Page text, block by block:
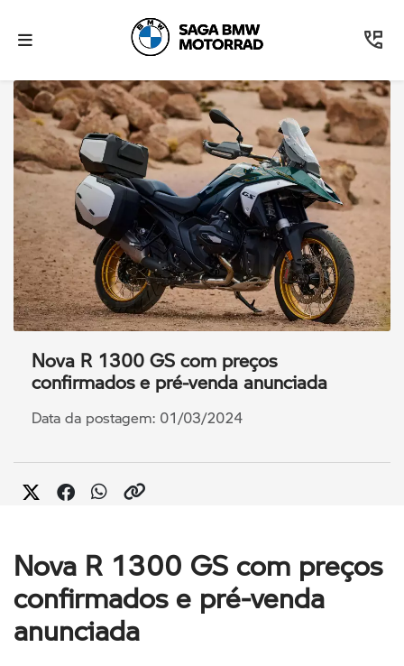
Nova R 1300 GS com preços
confirmados e pré-venda anunciada
Data da postagem: 01/03/2024
Nova R 1300 GS com preços
confirmados e pré-venda
anunciada